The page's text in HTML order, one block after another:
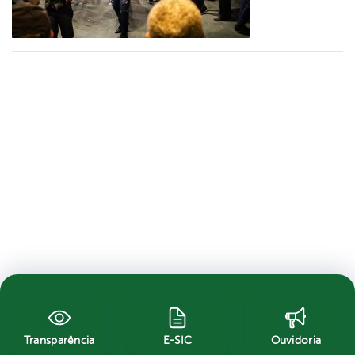
Transparência E-SIC Ouvidoria